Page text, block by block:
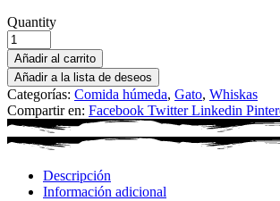
Quantity
Añadir al carrito
Añadir a la lista de deseos
Categorías: Comida húmeda, Gato, Whiskas
Compartir en: Facebook Twitter Linkedin
Descripción
Información adicional